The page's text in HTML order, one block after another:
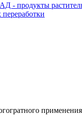
- продукты